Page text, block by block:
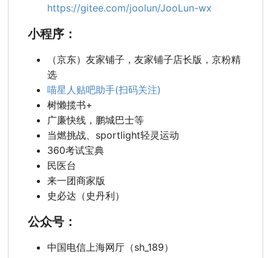
https://gitee.com/joolun/JooLun-wx
小程序：
（京东）友家铺子，友家铺子店长版，京粉精
选
喵星人贴吧助手(扫码关注)
树懒揽书+
广廉快线，鹏城巴士等
当燃挑战、sportlight轻灵运动
360考试宝典
民医台
来一团商家版
史必达（史丹利）
公众号：
中国电信上海网厅（sh_189）